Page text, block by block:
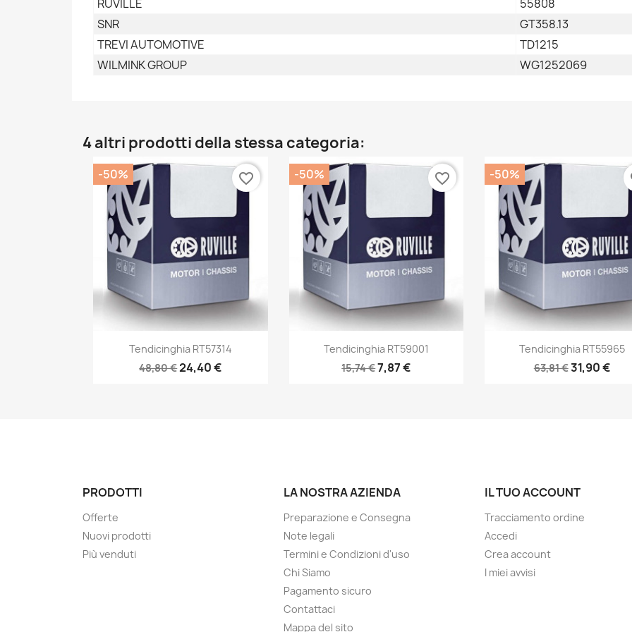
RUVILLE
55808
SNR
GT358.13
TREVI AUTOMOTIVE
TD1215
WILMINK GROUP
WG1252069
4 altri prodotti della stessa categoria:
Anteprima
Tendicinghia RT57314
48,80 €24,40 €
-50% favorite_border
Anteprima
Tendicinghia RT59001
15,74 €7,87 €
-50% favorite_border
Anteprima
Tendicinghia RT55965
63,81 €31,90 €
-50%
PRODOTTI
Offerte
Nuovi prodotti
Più venduti
LA NOSTRA AZIENDA
Preparazione e Consegna
Note legali
Termini e Condizioni d'uso
Chi Siamo
Pagamento sicuro
Contattaci
Mappa del sito
IL TUO ACCOUNT
Tracciamento ordine
Accedi
Crea account
I miei avvisi